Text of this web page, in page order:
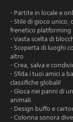
- Partite in locale e
- Stile di gioco unico,
frenetico platforming
- Vasta scelta di
- Scoperta di luoghi
altro
- Crea, salva e
- Sfida i tuoi amici a
classifiche globali!
- Gioca nei panni di
animali
- Design buffo e
- Colonna sonora